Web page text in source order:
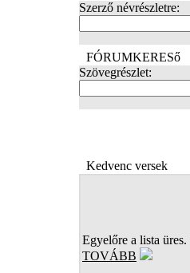
Szerző névrészletre:
FÓRUMKERESő
Szövegrészlet:
Kedvenc versek
Egyelőre a lista
TOVÁBB